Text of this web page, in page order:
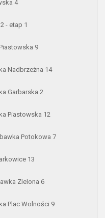
4
- etap 1
9
Nadbrzeżna 14
Garbarska 2
Piastowska 12
Potokowa 7
13
Zielona 6
Plac Wolności 9